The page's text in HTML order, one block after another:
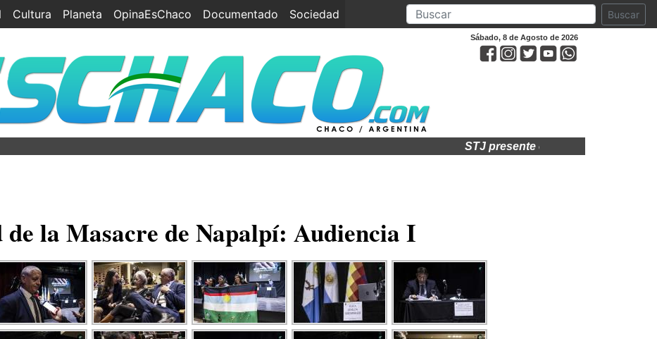
Cultura Planeta OpinaEsChaco Documentado Sociedad Buscar
Sábado, 8 de Agosto de 2026
STJ presente en acto por el 75°
la Masacre de Napalpí: Audiencia I